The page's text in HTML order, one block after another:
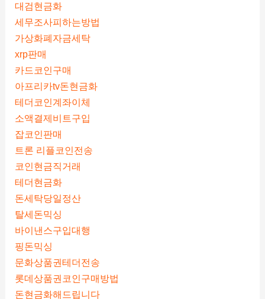
대검현금화
세무조사피하는방법
가상화폐자금세탁
xrp판매
카드코인구매
아프리카tv돈현금화
테더코인계좌이체
소액결제비트구입
잡코인판매
트론 리플코인전송
코인현금직거래
테더현금화
돈세탁당일정산
탈세돈믹싱
바이낸스구입대행
핑돈믹싱
문화상품권테더전송
롯데상품권코인구매방법
돈현금화해드립니다